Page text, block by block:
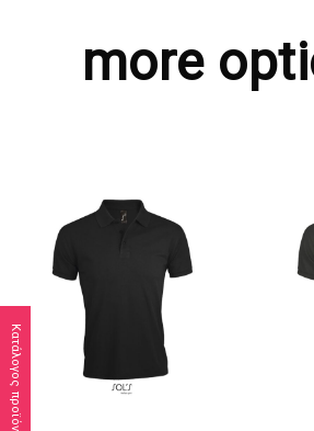
Κατάλογος προϊόντων
more